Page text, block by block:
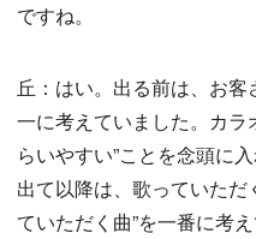
ですね。
丘：はい。出る前は、お
一に考えていました。カラ
らいやすい”ことを念頭に
出て以降は、歌っていただ
ていただく曲”を一番に考